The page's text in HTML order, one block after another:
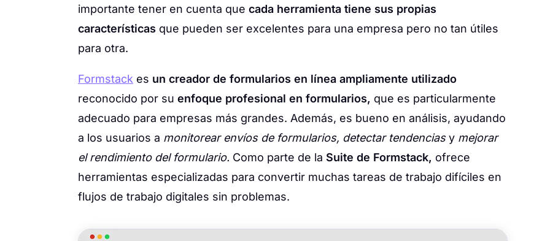
importante tener en cuenta que cada herramienta tiene sus propias
características que pueden ser excelentes para una empresa pero no tan útiles
para otra.
Formstack es un creador de formularios en línea ampliamente utilizado
reconocido por su enfoque profesional en formularios, que es particularmente
adecuado para empresas más grandes. Además, es bueno en análisis, ayudando
a los usuarios a monitorear envíos de formularios, detectar tendenciasy mejorar
el rendimiento del formulario. Como parte de la Suite de Formstack, ofrece
herramientas especializadas para convertir muchas tareas de trabajo difíciles en
flujos de trabajo digitales sin problemas.